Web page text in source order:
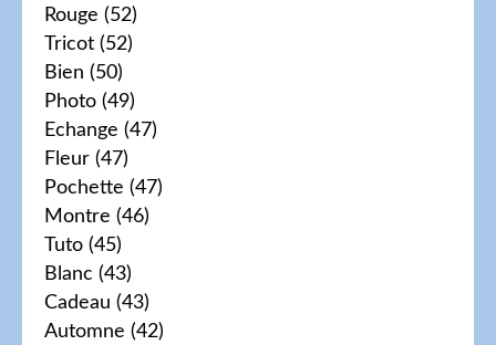
Rouge (52)
Tricot (52)
Bien (50)
Photo (49)
Echange (47)
Fleur (47)
Pochette (47)
Montre (46)
Tuto (45)
Blanc (43)
Cadeau (43)
Automne (42)